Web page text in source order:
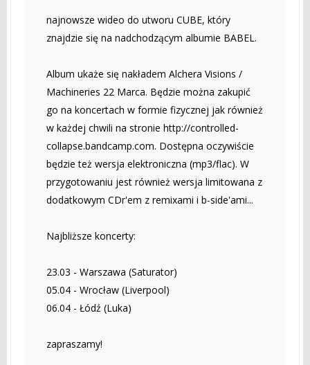
najnowsze wideo do utworu CUBE, który
znajdzie się na nadchodzącym albumie BABEL.
Album ukaże się nakładem Alchera Visions /
Machineries 22 Marca. Będzie można zakupić
go na koncertach w formie fizycznej jak również
w każdej chwili na stronie http://controlled-
collapse.bandcamp.com. Dostępna oczywiście
będzie też wersja elektroniczna (mp3/flac). W
przygotowaniu jest również wersja limitowana z
dodatkowym CDr'em z remixami i b-side'ami...
Najbliższe koncerty:
23.03 - Warszawa (Saturator)
05.04 - Wrocław (Liverpool)
06.04 - Łódź (Luka)
zapraszamy!